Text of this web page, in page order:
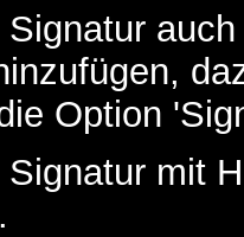
Option
Signatur mit